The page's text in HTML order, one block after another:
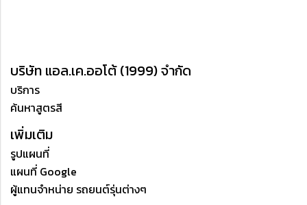
บริษัท แอล.เค.ออโต้ (1999) จำกัด
บริการ
ค้นหาสูตรสี
เพิ่มเติม
รูปแผนที่
แผนที่ Google
ผู้แทนจำหน่าย รถยนต์รุ่นต่างๆ